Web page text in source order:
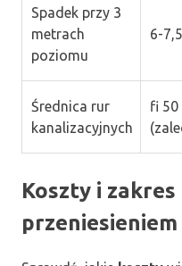
Spadek przy 3
metrach
poziomu
6-
Średnica rur
kanalizacyjnych
fi 50
Koszty i